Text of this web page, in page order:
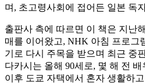
며, 초고령사회에 접어든 일본 독
출판사 측에 따르면 이 책은 지난
매를 이어왔고, NHK 아침 프로그
기로 다시 주목을 받으며 최근 중
다카시는 올해 90세로, 몇 해 전
이후 도쿄 자택에서 혼자 생활하